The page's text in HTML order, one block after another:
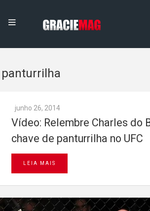
panturrilha
junho 26, 2014
Vídeo: Relembre Charles do
chave de panturrilha no UFC
LEIA MAIS